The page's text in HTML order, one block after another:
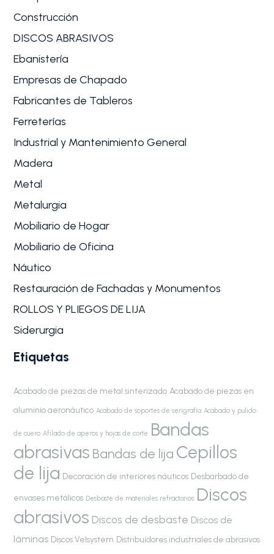
Construcción
DISCOS ABRASIVOS
Ebanistería
Empresas de Chapado
Fabricantes de Tableros
Ferreterías
Industrial y Mantenimiento General
Madera
Metal
Metalurgia
Mobiliario de Hogar
Mobiliario de Oficina
Náutico
Restauración de Fachadas y Monumentos
ROLLOS Y PLIEGOS DE LIJA
Siderurgia
Etiquetas
Acabado de piezas de metal sinterizado Acabado de piezas en
aluminio aeronáutico Acabado de soportes de serigrafía Acabado y pulido
de cuero Afilado de aperos y hojas de corte Bandas
abrasivas Bandas de lija Cepillos
de lija Decoración de interiores náuticos Desbarbado de
envases metálicos Desbaste de materiales refractarios Discos
abrasivos Discos de desbaste Discos de
láminas Discos Velsystem Distribuidores industriales de abrasivos